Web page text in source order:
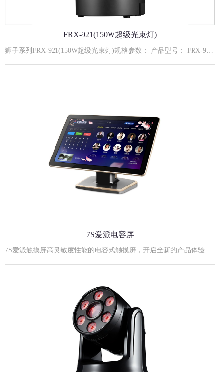
FRX-921(150W超级光束灯)
狮子系列FRX-921(150W超级光束灯)规格参数： 产品型号： FRX-921输入电压： AC110-240V,50/60Hz额定功率： 150W额定寿命： 约50000小时主要功能： 高穿透力光束 ；18蜂窝棱镜旋转效果 ；9+1图案/颜色流畅切换系统光源组成： 150W白光特定灯珠通讯信号： 标准DMX512信号；RJ45接口控制模式： 默认DMX512模式、自走模式、主从模式、声控模式外壳材质： VO级无卤阻燃机身工作环境： 室内使用冷却方式： 强制风冷水平扫描： 水平旋转最大角度540度垂直扫描： 垂直旋转最大角度180度 安装方式： 建议安装方式： 嵌入式安装(加固吊顶结构)嵌入式安装开孔尺寸：φ230×H110mmAddrA001-A512512地址设置CHnd12CH12通道设置SLndAuto主机自走模式Soun主机声控模式dNh控台模式rPANnoX电机正转YESX电机反转rTiLnoY电机正转YESY电机反转SEnS0-99声控灵敏度体调节LEdOFF5秒后灭屏ON屏幕一直开启dISPno显示反向YES显示正向C000温度显示rESTYES复位12通道功能DMX数值描述1X轴0-2552X轴微调0-2553Y轴0-2554Y轴微调0-2555X Y轴速度0-255速度由快到慢6图案白光0-255图案调光从暗到亮7图案频闪0-9无功能10-255同步频闪速度由慢到快（1HZ25HZ）8色盘0--10白光11--21颜色122--32颜色233--43颜色344--54颜色455--65颜色566--76颜色677--127颜色7128-255颜色自走9图案盘0-15过光孔16-23图案124-31图案232-39图案340-47图案447-55图案556-63图案664-127图案7128-255自走10棱镜0-7关闭棱镜8-127打开棱镜128-255棱镜自转由慢到快11宏功能0-49无50-149自走,由快到慢150-255声控12复位0-240无功能241-255复位,5s有效。
7S爱派电容屏